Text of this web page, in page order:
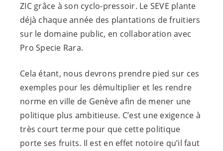
ZIC grâce à son cyclo-pressoir. Le SEVE plante
déjà chaque année des plantations de fruitiers
sur le domaine public, en collaboration avec
Pro Specie Rara.
Cela étant, nous devrons prendre pied sur ces
exemples pour les démultiplier et les rendre
norme en ville de Genève afin de mener une
politique plus ambitieuse. C’est une exigence à
très court terme pour que cette politique
porte ses fruits. Il est en effet notoire qu’il faut